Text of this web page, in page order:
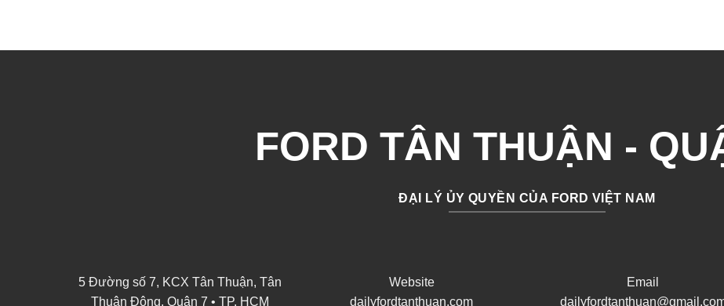
FORD TÂN THUẬN -
ĐẠI LÝ ỦY QUYỀN CỦA FORD VIỆT NAM
5 Đường số 7, KCX Tân Thuận, Tân
Thuận Đông, Quận 7 • TP. HCM
Website
dailyfordtanthuan.com
Email